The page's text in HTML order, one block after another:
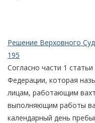
Решение Верховного
195
Согласно части 1 статьи
Федерации, которая
лицам, работающим
выполняющим работы
календарный день